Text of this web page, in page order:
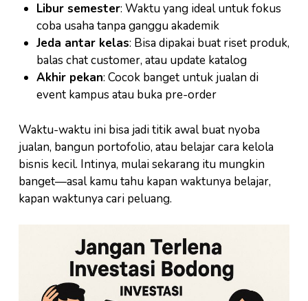
Libur semester: Waktu yang ideal untuk fokus
coba usaha tanpa ganggu akademik
Jeda antar kelas: Bisa dipakai buat riset produk,
balas chat customer, atau update katalog
Akhir pekan: Cocok banget untuk jualan di
event kampus atau buka pre-order
Waktu-waktu ini bisa jadi titik awal buat nyoba
jualan, bangun portofolio, atau belajar cara kelola
bisnis kecil. Intinya, mulai sekarang itu mungkin
banget—asal kamu tahu kapan waktunya belajar,
kapan waktunya cari peluang.